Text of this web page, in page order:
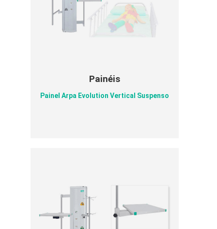
Painéis
Painel Arpa Evolution Vertical Suspenso